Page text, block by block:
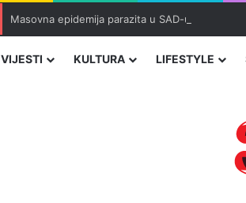
Masovna epidemija parazita u SAD-u: Više od
VIJESTI KULTURA LIFESTYLE